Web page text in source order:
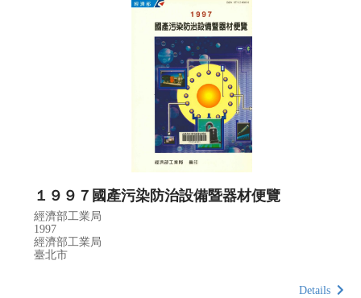
１９９７國產污染防治設備暨器材便覽
經濟部工業局
1997
經濟部工業局
臺北市
Details